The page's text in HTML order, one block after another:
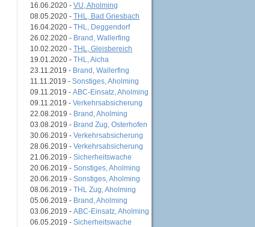
16.06.2020 - VU, Aholming
08.05.2020 - THL, Bad Griesbach
16.04.2020 - THL, Deggendorf
26.02.2020 - Brand, Wallerfing
10.02.2020 - THL, Gleisbereich
19.01.2020 - THL, Aicha
23.11.2019 - Brand, Wallerfing
11.11.2019 - Sonstiges, Aholming
09.11.2019 - ABC-Einsatz, Aholming
09.11.2019 - Verkehrsabsicherung
22.08.2019 - Brand, Aholming
03.08.2019 - Brand Zug, Osterhofen
30.06.2019 - Verkehrsabsicherung
28.06.2019 - Verkehrsabsicherung
21.06.2019 - Sicherheitswache
20.06.2019 - Sonstiges, Aholming
20.06.2019 - Sonstiges, Aholming
08.06.2019 - THL Zug, Aholming
05.06.2019 - Brand, Aholming
03.06.2019 - ABC-Einsatz, Aholming
06.05.2019 - Sicherheitswache